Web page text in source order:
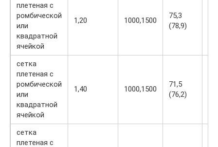
плетеная с
ромбической
или
квадратной
ячейкой
1,20 1000,1500
75,3
(78,9)
сетка
плетеная с
ромбической
или
квадратной
ячейкой
1,40 1000,1500
71,5
(76,2)
сетка
плетеная с